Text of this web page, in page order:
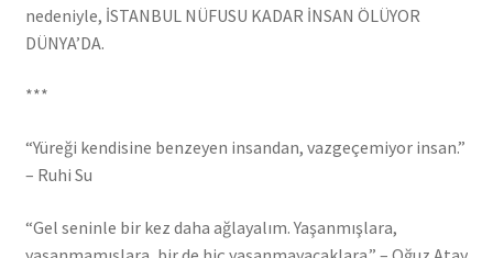
nedeniyle, İSTANBUL NÜFUSU KADAR İNSAN ÖLÜYOR
DÜNYA’DA.
***
“Yüreği kendisine benzeyen insandan, vazgeçemiyor insan.”
– Ruhi Su
“Gel seninle bir kez daha ağlayalım. Yaşanmışlara,